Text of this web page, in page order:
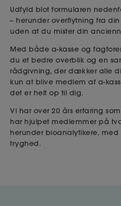
Udfyld blot formularen
– herunder overflytning fra
uden at du mister din
Med både a-kasse og
du et bedre overblik og en
rådgivning, der dækker alle
kun at blive medlem af a-
det er helt op til dig.
Vi har over 20 års erfaring
har hjulpet medlemmer på
herunder bioanalytikere, med
tryghed.